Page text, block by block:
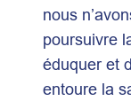
nous
poursuivre
éduquer et
entoure la